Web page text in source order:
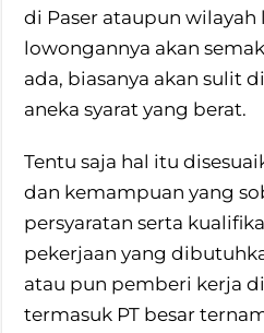
di Paser ataupun wilayah
lowongannya akan
ada, biasanya akan sulit
aneka syarat yang berat.
Tentu saja hal itu
dan kemampuan yang
persyaratan serta
pekerjaan yang
atau pun pemberi kerja
termasuk PT besar